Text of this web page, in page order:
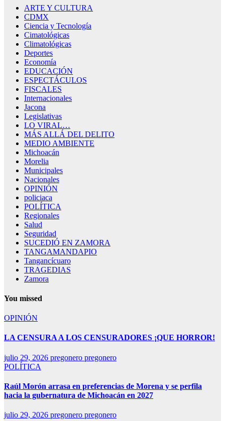
ARTE Y CULTURA
CDMX
Ciencia y Tecnología
Cimatológicas
Climatológicas
Deportes
Economía
EDUCACIÓN
ESPECTÁCULOS
FISCALES
Internacionales
Jacona
Legislativas
LO VIRAL…
MÁS ALLÁ DEL DELITO
MEDIO AMBIENTE
Michoacán
Morelia
Municipales
Nacionales
OPINIÓN
policiaca
POLÍTICA
Regionales
Salud
Seguridad
SUCEDIÓ EN ZAMORA
TANGAMANDAPIO
Tangancícuaro
TRAGEDIAS
Zamora
You missed
OPINIÓN
LA CENSURA A LOS CENSURADORES ¡QUE HORROR!
julio 29, 2026 pregonero pregonero
POLÍTICA
Raúl Morón arrasa en preferencias de Morena y se perfila
hacia la gubernatura de Michoacán en 2027
julio 29, 2026 pregonero pregonero